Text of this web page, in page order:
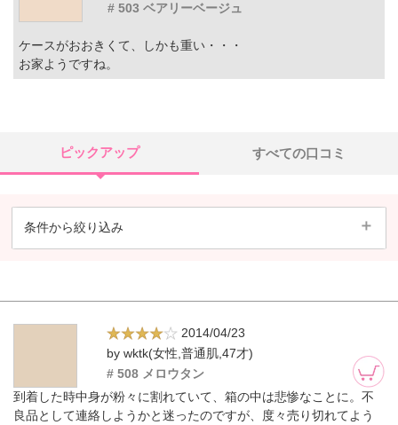
# 503 ベアリーベージュ
ケースがおおきくて、しかも重い・・・
お家ようですね。
ピックアップ すべての口コミ
条件から絞り込み
2014/04/23
by wktk(女性,普通肌,47才)
# 508 メロウタン
到着した時中身が粉々に割れていて、箱の中は悲惨なことに。不
良品として連絡しようかと迷ったのですが、度々売り切れてよう